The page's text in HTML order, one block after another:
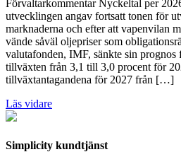
Förvaltarkommentar Nyckeltal per
utvecklingen angav fortsatt tonen för
marknaderna och efter att vapenvilan
vände såväl oljepriser som
valutafonden, IMF, sänkte sin
tillväxten från 3,1 till 3,0 procent för
tillväxtantagandena för 2027 från […]
Läs vidare
Simplicity kundtjänst